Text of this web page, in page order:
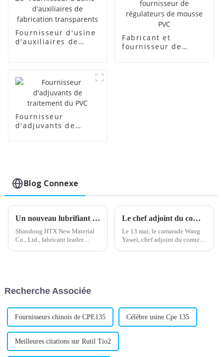
Fournisseur d'usine
d'auxiliaires de
Fabricant et
fournisseur de
Fournisseur
d'adjuvants de
Blog Connexe
Un nouveau lubrifiant interne en PVC améliore l'efficacité de la production
Shandong HTX New Material
Co., Ltd., fabricant leader
Le chef adjoint du comté Wang Yawei et les dirigeants de la ville de Xili inspectent l'entreprise le 13 mai.
Le 13 mai, le camarade Wang
Yawei, chef adjoint du comté
Recherche Associée
Fournisseurs chinois de CPE135 Célèbre usine Cpe 135
Meilleures citations sur Rutil Tio2